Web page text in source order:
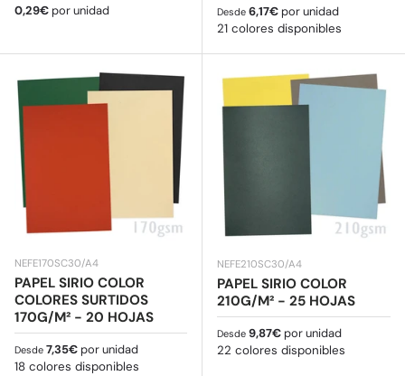
Precio normal
0,29€ por unidad Precio normal
Desde 6,17€ por unidad
21 colores disponibles
NEFE170SC30/A4
PAPEL SIRIO COLOR
COLORES SURTIDOS
170G/M² - 20 HOJAS
Precio normal
Desde 7,35€ por unidad
18 colores disponibles
NEFE210SC30/A4
PAPEL SIRIO COLOR
210G/M² - 25 HOJAS
Precio normal
Desde 9,87€ por unidad
22 colores disponibles